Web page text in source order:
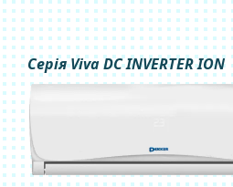
Серія Viva DC INVERTER ION